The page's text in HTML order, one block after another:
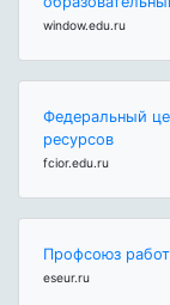
window.edu.ru
Федеральный
ресурсов
fcior.edu.ru
Профсоюз
eseur.ru